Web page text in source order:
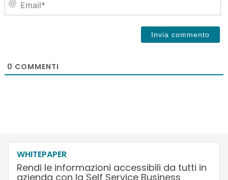
0 COMMENTI
WHITEPAPER
Rendi le informazioni accessibili da tutti in
azienda con la Self Service Business